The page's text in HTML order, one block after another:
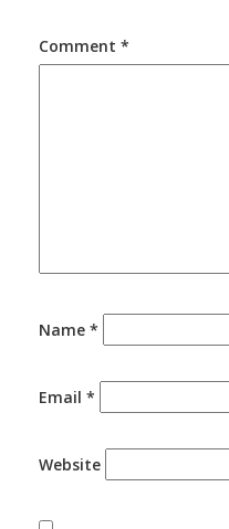
Comment *
Name *
Email *
Website